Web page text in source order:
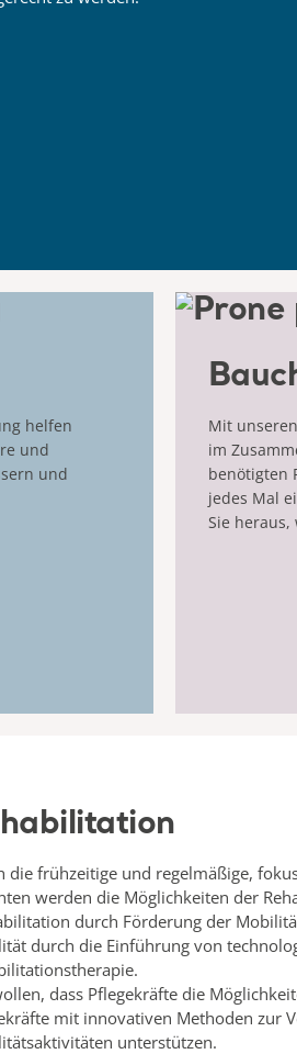
helfen
und
und
Mit
im
benötigten
jedes Mal
Sie heraus,
die frühzeitige und regelmäßige,
werden die Möglichkeiten der
durch Förderung der
durch die Einführung von
dass Pflegekräfte die
mit innovativen Methoden zur
unterstützen.